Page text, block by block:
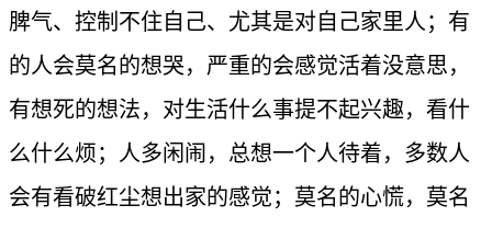
脾气、控制不住自己、尤其是对自己家里人；有
的人会莫名的想哭，严重的会感觉活着没意思，
有想死的想法，对生活什么事提不起兴趣，看什
么什么烦；人多闲闹，总想一个人待着，多数人
会有看破红尘想出家的感觉；莫名的心慌，莫名